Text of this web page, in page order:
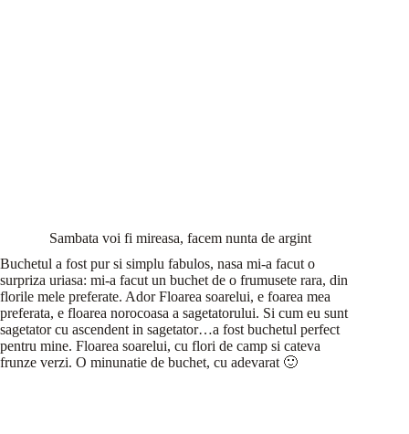
Sambata voi fi mireasa, facem nunta de argint
Buchetul a fost pur si simplu fabulos, nasa mi-a facut o
surpriza uriasa: mi-a facut un buchet de o frumusete rara, din
florile mele preferate. Ador Floarea soarelui, e foarea mea
preferata, e floarea norocoasa a sagetatorului. Si cum eu sunt
sagetator cu ascendent in sagetator…a fost buchetul perfect
pentru mine. Floarea soarelui, cu flori de camp si cateva
frunze verzi. O minunatie de buchet, cu adevarat 🙂